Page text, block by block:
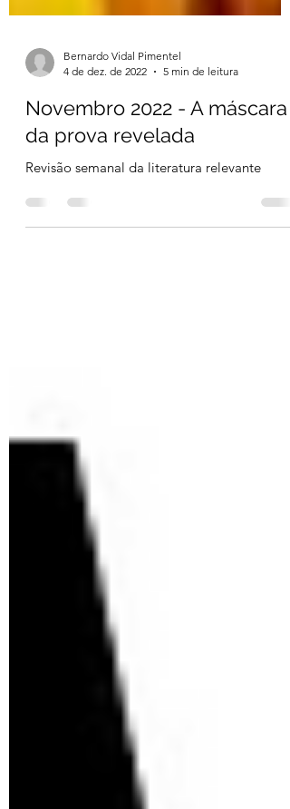
4 de dez. de 2022
5 min de leitura
Novembro 2022 - A máscara
da prova revelada
Revisão semanal da literatura relevante